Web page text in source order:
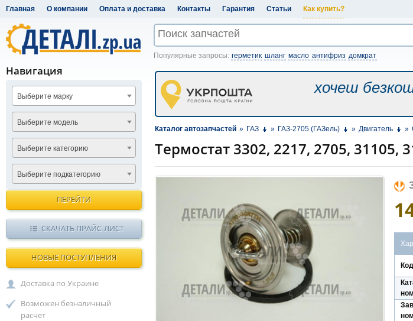
Главная О компании Оплата и доставка Контакты Гарантия Статьи Как купить?
Популярные запросы: герметик шланг масло антифриз домкрат
хочеш
Каталог автозапчастей » ГАЗ » ГАЗ-2705 (ГАЗель) » Двигатель »
Термостат 3302, 2217, 2705, 31105,
Навигация
Выберите марку
Выберите модель
Выберите категорию
Выберите подкатегорию
ПЕРЕЙТИ
СКАЧАТЬ ПРАЙС-ЛИСТ
НОВЫЕ ПОСТУПЛЕНИЯ
Доставка по Украине
Возможен безналичный
расчет